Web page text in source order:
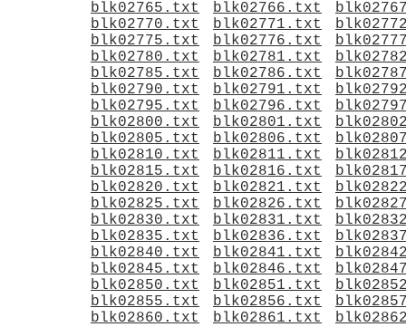
blk02765.txt blk02766.txt
blk02770.txt
blk02771.txt
blk02775.txt
blk02776.txt
blk02780.txt
blk02781.txt
blk02785.txt
blk02786.txt
blk02790.txt
blk02791.txt
blk02795.txt
blk02796.txt
blk02800.txt
blk02801.txt
blk02805.txt
blk02806.txt
blk02810.txt
blk02811.txt
blk02815.txt
blk02816.txt
blk02820.txt
blk02821.txt
blk02825.txt
blk02826.txt
blk02830.txt
blk02831.txt
blk02835.txt
blk02836.txt
blk02840.txt
blk02841.txt
blk02845.txt
blk02846.txt
blk02850.txt
blk02851.txt
blk02855.txt
blk02856.txt
blk02860.txt
blk02861.txt